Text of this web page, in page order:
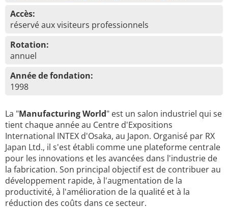
Accès:
réservé aux visiteurs professionnels
Rotation:
annuel
Année de fondation:
1998
La "Manufacturing World" est un salon industriel qui se
tient chaque année au Centre d'Expositions
International INTEX d'Osaka, au Japon. Organisé par RX
Japan Ltd., il s'est établi comme une plateforme centrale
pour les innovations et les avancées dans l'industrie de
la fabrication. Son principal objectif est de contribuer au
développement rapide, à l'augmentation de la
productivité, à l'amélioration de la qualité et à la
réduction des coûts dans ce secteur.